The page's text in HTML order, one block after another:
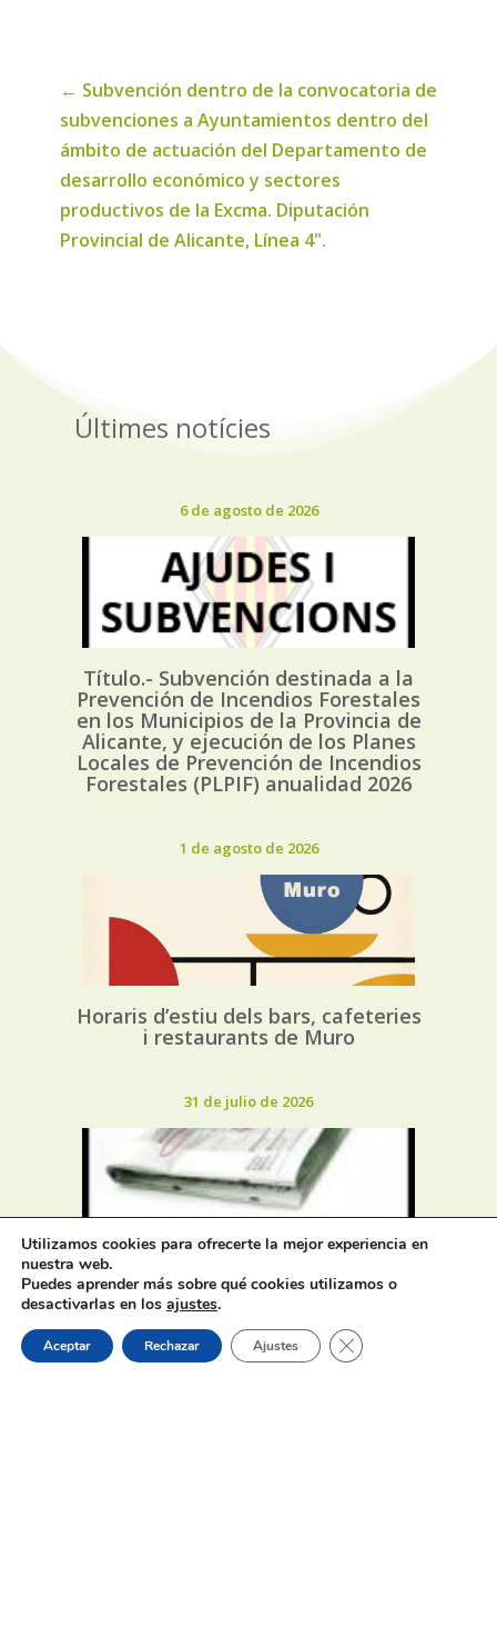
← Subvención dentro de la convocatoria de
subvenciones a Ayuntamientos dentro del
ámbito de actuación del Departamento de
desarrollo económico y sectores
productivos de la Excma. Diputación
Provincial de Alicante, Línea 4".
Últimes notícies
6 de agosto de 2026
Título.- Subvención destinada a la
Prevención de Incendios Forestales
en los Municipios de la Provincia de
Alicante, y ejecución de los Planes
Locales de Prevención de Incendios
Forestales (PLPIF) anualidad 2026
1 de agosto de 2026
Horaris d’estiu dels bars, cafeteries
i restaurants de Muro
31 de julio de 2026
Oferta de Trabajo: SAD, SERVICIO
DE AYUDA A DOMICILIO
31 de julio de 2026
Utilizamos cookies para ofrecerte la mejor experiencia en
nuestra web.
Puedes aprender más sobre qué cookies utilizamos o
desactivarlas en los ajustes.
Aceptar Rechazar Ajustes Cerrar el banner de